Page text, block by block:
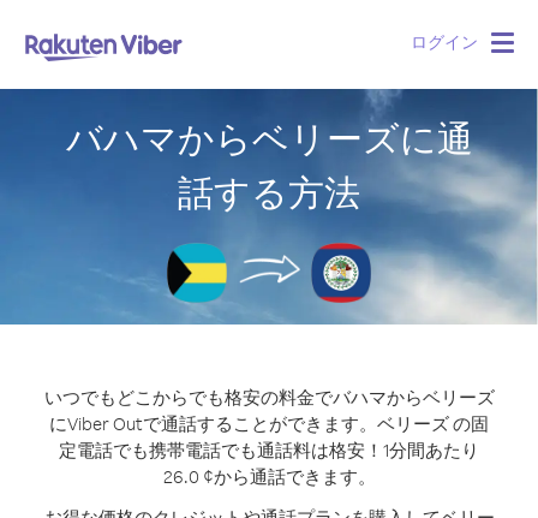
ログイン
バハマからベリーズに通
話する方法
いつでもどこからでも格安の料金でバハマからベリーズ
にViber Outで通話することができます。 ベリーズ の固
定電話でも携帯電話でも通話料は格安！1分間あたり
26.0 ¢から通話できます。